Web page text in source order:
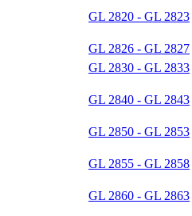
GL 2820 - GL 2823
GL 2826 - GL 2827
GL 2830 - GL 2833
GL 2840 - GL 2843
GL 2850 - GL 2853
GL 2855 - GL 2858
GL 2860 - GL 2863